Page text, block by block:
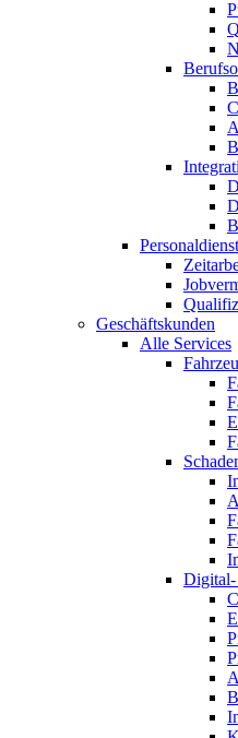
Geschäftskunden
Alle Services
Digital-